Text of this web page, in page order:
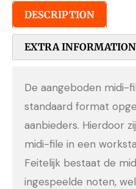
DESCRIPTION
EXTRA INFORMATION
De aangeboden midi-
standaard format
aanbieders. Hierdoor
midi-file in een
Feitelijk bestaat de
ingespeelde noten,